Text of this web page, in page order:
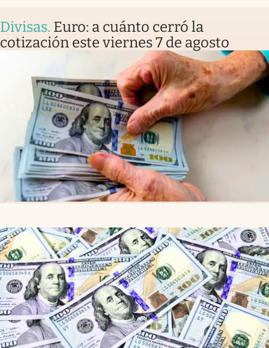
Divisas. Euro: a cuánto cerró la
cotización este viernes 7 de agosto